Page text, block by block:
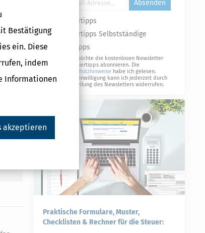
Bestätigung
ein. Diese
indem
Informationen
akzeptieren
Absenden
Steuertipps
Steuertipps Selbstständige
Geldtipps
Ja, ich möchte die kostenlosen Newsletter
von Steuertipps abonnieren. Die
Datenschutzhinweise habe ich gelesen.
Meine Einwilligung kann ich jederzeit durch
Abbestellung des Newsletters widerrufen.
Praktische Formulare, Muster,
Checklisten & Rechner für die Steuer: